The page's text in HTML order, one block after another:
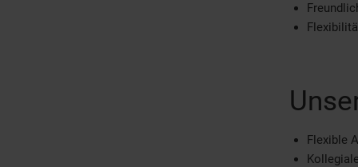
Flexible